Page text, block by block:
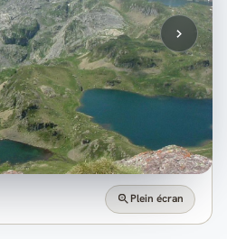
Plein écran